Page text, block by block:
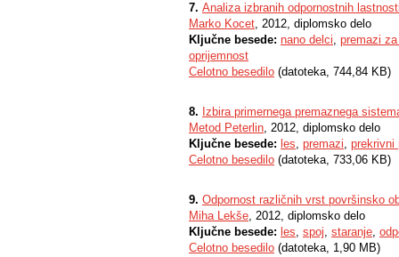
7. Analiza izbranih odpornostnih
Marko Kocet, 2012, diplomsko delo
Ključne besede: nano delci, premazi
oprijemnost
Celotno besedilo (datoteka, 744,84 KB)
8. Izbira primernega premaznega
Metod Peterlin, 2012, diplomsko delo
Ključne besede: les, premazi, prekrivni
Celotno besedilo (datoteka, 733,06 KB)
9. Odpornost različnih vrst površinsko
Miha Lekše, 2012, diplomsko delo
Ključne besede: les, spoj, staranje,
Celotno besedilo (datoteka, 1,90 MB)